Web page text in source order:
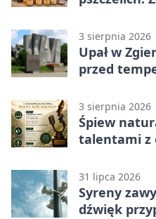
3 sierpnia 2026
Upał w
przed
3 sierpnia 2026
Śpiew
talentami z
31 lipca 2026
Syreny
dźwięk